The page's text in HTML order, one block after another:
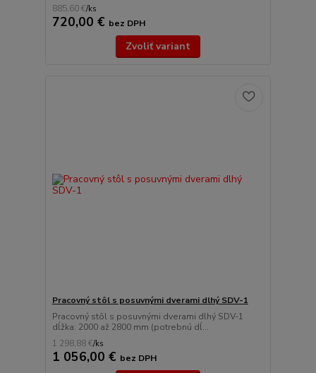
885,60 €/ks
720,00 € bez DPH
Zvoliť variant
Pracovný stôl s posuvnými dverami dlhý SDV-1
Pracovný stôl s posuvnými dverami dlhý SDV-1
dĺžka: 2000 až 2800 mm (potrebnú dĺ...
1 298,88 €/ks
1 056,00 € bez DPH